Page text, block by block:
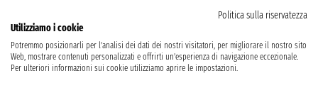
Politica sulla riservatezza
Utilizziamo i cookie
Potremmo posizionarli per l'analisi dei dati dei nostri visitatori, per migliorare il nostro sito
Web, mostrare contenuti personalizzati e offrirti un'esperienza di navigazione eccezionale.
Per ulteriori informazioni sui cookie utilizziamo aprire le impostazioni.